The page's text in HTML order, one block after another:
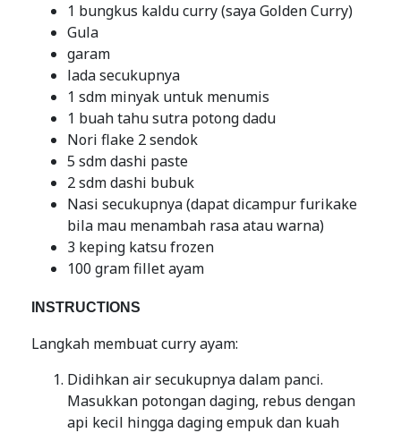
1 bungkus kaldu curry (saya Golden Curry)
Gula
garam
lada secukupnya
1 sdm minyak untuk menumis
1 buah tahu sutra potong dadu
Nori flake 2 sendok
5 sdm dashi paste
2 sdm dashi bubuk
Nasi secukupnya (dapat dicampur furikake
bila mau menambah rasa atau warna)
3 keping katsu frozen
100 gram fillet ayam
INSTRUCTIONS
Langkah membuat curry ayam:
Didihkan air secukupnya dalam panci.
Masukkan potongan daging, rebus dengan
api kecil hingga daging empuk dan kuah